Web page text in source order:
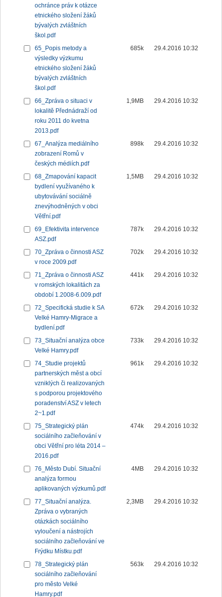
ochránce práv k otázce
etnického složení žáků
bývalých zvláštních
škol.pdf
65_Popis metody a
výsledky výzkumu
etnického složení žáků
bývalých zvláštních
škol.pdf
685k 29.4.2016 10:32
66_Zpráva o situaci v
lokalitě Přednádraží od
roku 2011 do kvetna
2013.pdf
1,9MB 29.4.2016 10:32
67_Analýza mediálního
zobrazení Romů v
českých médiích.pdf
898k 29.4.2016 10:32
68_Zmapování kapacit
bydlení využívaného k
ubytovávání sociálně
znevýhodněných v obci
Větřní.pdf
1,5MB 29.4.2016 10:32
69_Efektivita intervence
ASZ.pdf
787k 29.4.2016 10:32
70_Zpráva o činnosti ASZ
v roce 2009.pdf
702k 29.4.2016 10:32
71_Zpráva o činnosti ASZ
v romských lokalitách za
období 1.2008-6.009.pdf
441k 29.4.2016 10:32
72_Specifická studie k SA
Velké Hamry-Migrace a
bydlení.pdf
672k 29.4.2016 10:32
73_Situační analýza obce
Velké Hamry.pdf
733k 29.4.2016 10:32
74_Studie projektů
partnerských měst a obcí
vzniklých či realizovaných
s podporou projektového
poradenství ASZ v letech
2~1.pdf
961k 29.4.2016 10:32
75_Strategický plán
sociálního začleňování v
obci Větřní pro léta 2014 –
2016.pdf
474k 29.4.2016 10:32
76_Město Dubí. Situační
analýza formou
aplikovaných výzkumů.pdf
4MB 29.4.2016 10:32
77_Situační analýza.
Zpráva o vybraných
otázkách sociálního
vyloučení a nástrojích
sociálního začleňování ve
Frýdku Místku.pdf
2,3MB 29.4.2016 10:32
78_Strategický plán
sociálního začleňování
pro město Velké
Hamry.pdf
563k 29.4.2016 10:32